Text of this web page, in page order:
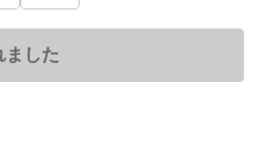
ました